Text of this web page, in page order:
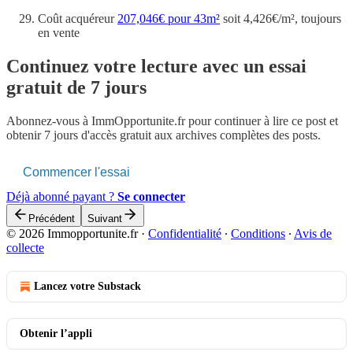
Coût acquéreur 207,046€ pour 43m² soit 4,426€/m², toujours
en vente
Continuez votre lecture avec un essai
gratuit de 7 jours
Abonnez-vous à ImmOpportunite.frpour continuer à lire ce post et
obtenir 7 jours d'accès gratuit aux archives complètes des posts.
Commencer l'essai
Déjà abonné payant ? Se connecter
Précédent Suivant
© 2026 Immopportunite.fr· Confidentialité ∙ Conditions ∙ Avis de
collecte
Lancez votre Substack
Obtenir l’appli